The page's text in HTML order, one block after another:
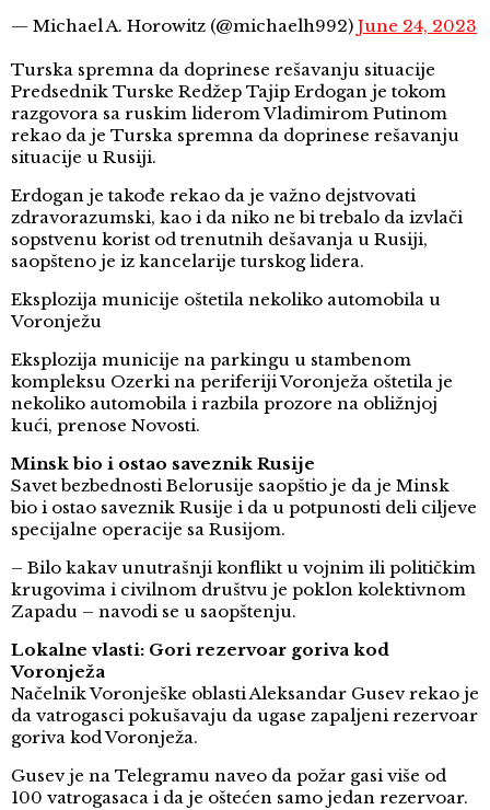
— Michael A. Horowitz (@michaelh992) June 24, 2023
Turska spremna da doprinese rešavanju situacije
Predsednik Turske Redžep Tajip Erdogan je tokom
razgovora sa ruskim liderom Vladimirom Putinom
rekao da je Turska spremna da doprinese rešavanju
situacije u Rusiji.
Erdogan je takođe rekao da je važno dejstvovati
zdravorazumski, kao i da niko ne bi trebalo da izvlači
sopstvenu korist od trenutnih dešavanja u Rusiji,
saopšteno je iz kancelarije turskog lidera.
Eksplozija municije oštetila nekoliko automobila u
Voronježu
Eksplozija municije na parkingu u stambenom
kompleksu Ozerki na periferiji Voronježa oštetila je
nekoliko automobila i razbila prozore na obližnjoj
kući, prenose Novosti.
Minsk bio i ostao saveznik Rusije
Savet bezbednosti Belorusije saopštio je da je Minsk
bio i ostao saveznik Rusije i da u potpunosti deli ciljeve
specijalne operacije sa Rusijom.
– Bilo kakav unutrašnji konflikt u vojnim ili političkim
krugovima i civilnom društvu je poklon kolektivnom
Zapadu – navodi se u saopštenju.
Lokalne vlasti: Gori rezervoar goriva kod
Voronježa
Načelnik Voronješke oblasti Aleksandar Gusev rekao je
da vatrogasci pokušavaju da ugase zapaljeni rezervoar
goriva kod Voronježa.
Gusev je na Telegramu naveo da požar gasi više od
100 vatrogasaca i da je oštećen samo jedan rezervoar.